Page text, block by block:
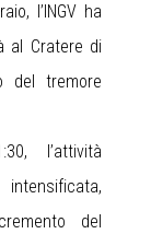
l’INGV ha
al Cratere di
del tremore
l’attività
del